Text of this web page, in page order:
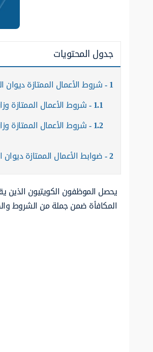
جدول المحتويات
1 شروط الأعمال الممتازة ديوان
1.1 شروط الأعمال الممتازة
1.2 شروط الأعمال الممتازة
2 ضوابط الأعمال الممتازة
يحصل الموظفون الكويتيون الذين
المكافأة ضمن جملة من الشروط